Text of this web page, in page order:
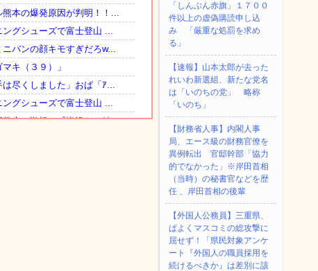
「しんぶん赤旗」１７００
件以上の虚偽購読申し込
み 「厳重な処罰を求め
る」
【速報】山本太郎が去った
れいわ新選組、新たな党名
は「いのちの党」 略称
「いのち」
【財務省人事】内閣人事
局、エース級の財務官僚を
異例転出 官邸幹部「協力
的でなかった」※岸田首相
（当時）の秘書官などを歴
任 、岸田首相の後輩
【外国人公務員】三重県、
ぱよくマスコミの総攻撃に
屈せず！「県民対象アンケ
ート『外国人の職員採用を
続けるべきか』は差別に該